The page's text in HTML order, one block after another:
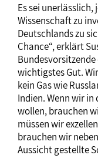
Es sei
Wissenschaft zu
Deutschlands zu
Chance“, erklärt
Bundesvorsitzende
wichtigstes Gut.
kein Gas wie
Indien. Wenn wir
wollen, brauchen
müssen wir
brauchen wir
Aussicht gestellte